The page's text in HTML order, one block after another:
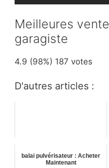
Meilleures
garagiste
4.9 (98%) 187 votes
D'autres articles :
balai pulvérisateur : Acheter
Maintenant